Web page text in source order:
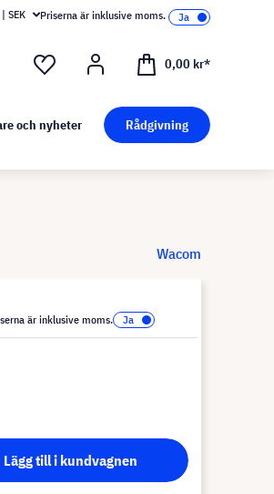
SEK Priserna är inklusive moms.
0,00 kr*
och nyheter Rådgivning
Wacom
är inklusive moms.
Lägg till i kundvagnen